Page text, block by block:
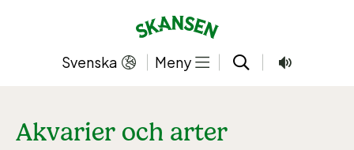
Svenska Meny
Akvarier och arter